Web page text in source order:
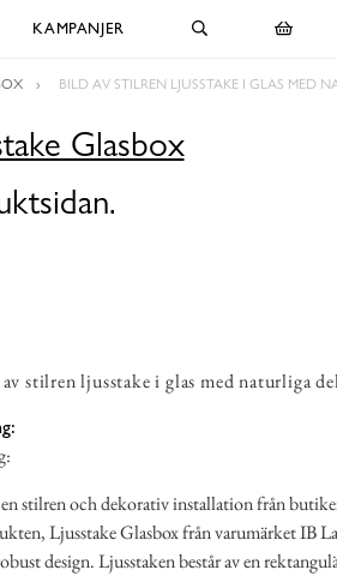
KAMPANJER
BILD AV STILREN LJUSSTAKE I GLAS MED
Glasbox
stilren ljusstake i glas med naturliga
en stilren och dekorativ installation från
Ljusstake Glasbox från varumärket IB
design. Ljusstaken består av en